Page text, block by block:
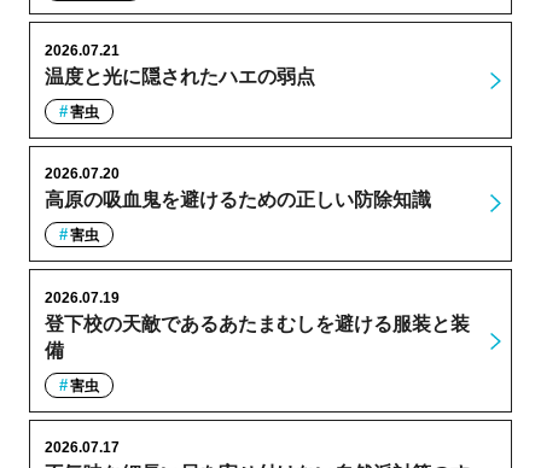
温度と光に隠されたハエの弱点
2026.07.21
害虫
高原の吸血鬼を避けるための正しい防除知識
2026.07.20
害虫
登下校の天敵であるあたまむしを避ける服装と装
備
2026.07.19
害虫
2026.07.17